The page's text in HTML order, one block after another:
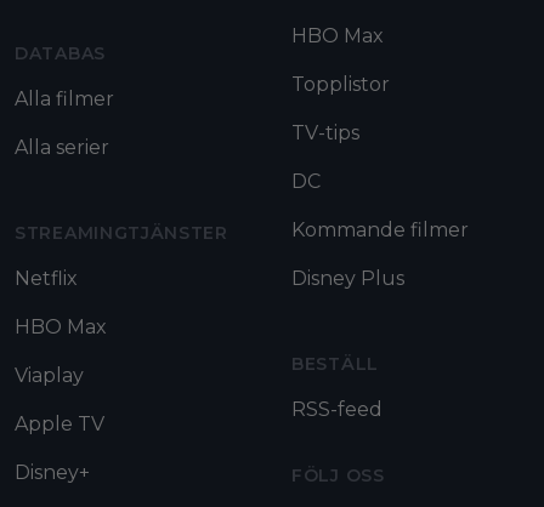
DATABAS
Alla filmer
Alla serier
STREAMINGTJÄNSTER
Netflix
HBO Max
Viaplay
Apple TV
Disney+
HBO Max
Topplistor
TV-tips
DC
Kommande filmer
Disney Plus
BESTÄLL
RSS-feed
FÖLJ OSS